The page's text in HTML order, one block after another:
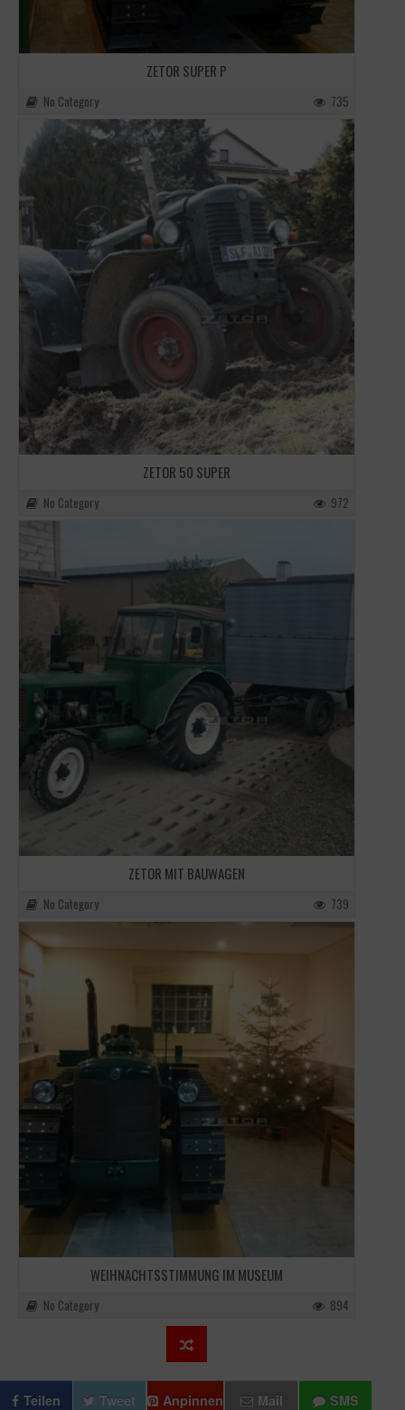
ZETOR SUPER P
No Category 735
ZETOR 50 SUPER
No Category 972
ZETOR MIT BAUWAGEN
No Category 739
WEIHNACHTSSTIMMUNG IM MUSEUM
No Category 894
Teilen Tweet Anpinnen Mail SMS